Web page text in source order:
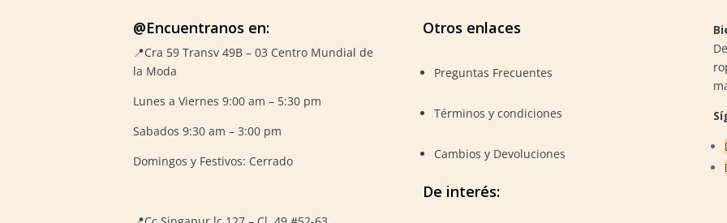
@Encuentranos en:
📍Cra 59 Transv 49B – 03 Centro Mundial de
la Moda
Lunes a Viernes 9:00 am – 5:30 pm
Sabados 9:30 am – 3:00 pm
Domingos y Festivos: Cerrado
Otros enlaces
Preguntas Frecuentes
Términos y condiciones
Cambios y Devoluciones
De interés: